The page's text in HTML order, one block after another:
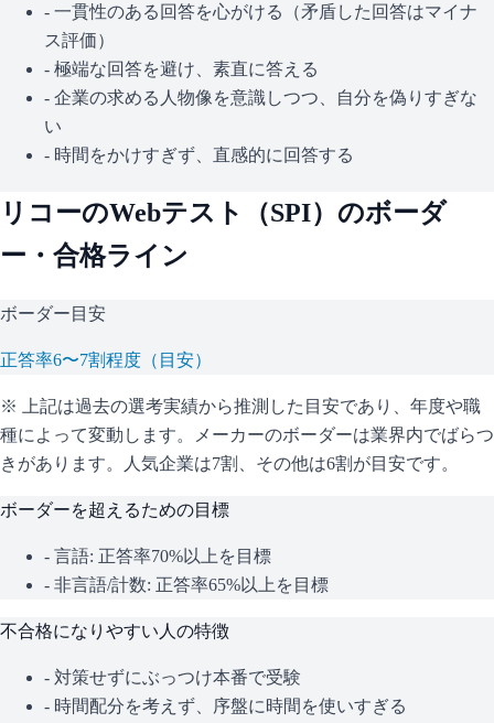
- 一貫性のある回答を心がける（矛盾した回答はマイナ
ス評価）
- 極端な回答を避け、素直に答える
- 企業の求める人物像を意識しつつ、自分を偽りすぎな
い
- 時間をかけすぎず、直感的に回答する
リコーのWebテスト（SPI）のボーダ
ー・合格ライン
ボーダー目安
正答率6〜7割程度（目安）
※ 上記は過去の選考実績から推測した目安であり、年度や職
種によって変動します。
メーカーのボーダーは業界内でばらつ
きがあります。人気企業は7割、その他は6割が目安です。
ボーダーを超えるための目標
- 言語: 正答率70%以上を目標
- 非言語/計数: 正答率65%以上を目標
不合格になりやすい人の特徴
- 対策せずにぶっつけ本番で受験
- 時間配分を考えず、序盤に時間を使いすぎる